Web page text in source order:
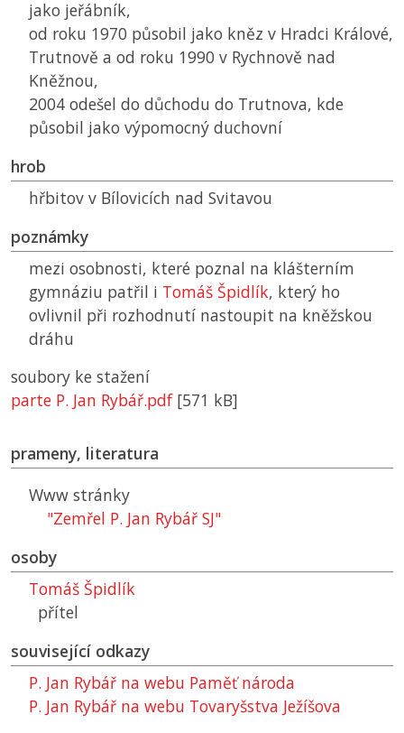
jako jeřábník,
od roku 1970 působil jako kněz v Hradci Králové,
Trutnově a od roku 1990 v Rychnově nad
Kněžnou,
2004 odešel do důchodu do Trutnova, kde
působil jako výpomocný duchovní
hrob
hřbitov v Bílovicích nad Svitavou
poznámky
mezi osobnosti, které poznal na klášterním
gymnáziu patřil i Tomáš Špidlík, který ho
ovlivnil při rozhodnutí nastoupit na kněžskou
dráhu
soubory ke stažení
parte P. Jan Rybář.pdf[571 kB]
prameny, literatura
Www stránky
"Zemřel P. Jan Rybář SJ"
osoby
Tomáš Špidlík
přítel
související odkazy
P. Jan Rybář na webu Paměť národa
P. Jan Rybář na webu Tovaryšstva Ježíšova